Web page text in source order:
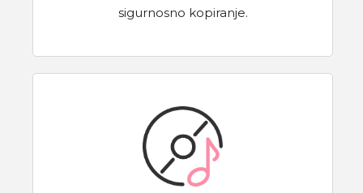
sigurnosno kopiranje.